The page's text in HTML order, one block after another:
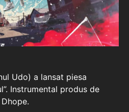
Udo) a lansat piesa
Instrumental produs de